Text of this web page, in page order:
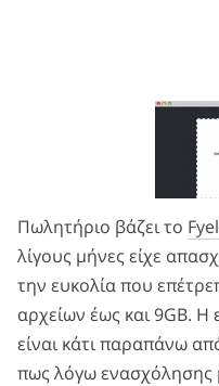
Πωλητήριο βάζει το
λίγους μήνες είχε
την ευκολία που
αρχείων έως και 9GB. Η
είναι κάτι παραπάνω
πως λόγω ενασχόλησης